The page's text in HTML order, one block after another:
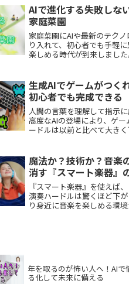
の5つの論理的な定型文を提
AIで進化する失敗しな
家庭菜園
家庭菜園にAIや最新のテク
り入れて、初心者でも手軽
楽しめる時代が到来しまし
て、その魅力や仕組みにつ
す。
生成AIでゲームがつく
初心者でも完成できる
人間の言葉を理解して指示
高度なAIの登場により、ゲー
ードルは以前と比べて大き
について分かりやすく解説
魔法か？技術か？音楽
消す『スマート楽器』
『スマート楽器』を使えば
演奏ハードルは驚くほど下
り身近に音楽を楽しめる環
年を取るのが怖い人へ！AIで
る化して未来に備える